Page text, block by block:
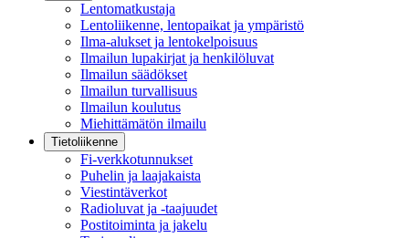
Lentomatkustaja
Lentoliikenne, lentopaikat ja ympäristö
Ilma-alukset ja lentokelpoisuus
Ilmailun lupakirjat ja henkilöluvat
Ilmailun säädökset
Ilmailun turvallisuus
Ilmailun koulutus
Miehittämätön ilmailu
Tietoliikenne
Fi-verkkotunnukset
Puhelin ja laajakaista
Viestintäverkot
Radioluvat ja -taajuudet
Postitoiminta ja jakelu